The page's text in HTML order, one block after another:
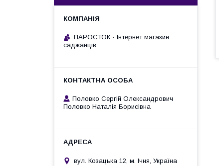
ПАРОСТОК - Інтернет магазин
саджанців
Половко Сергій Олександрович
Половко Наталія Борисівна
вул. Козацька 12, м. Ічня, Україна